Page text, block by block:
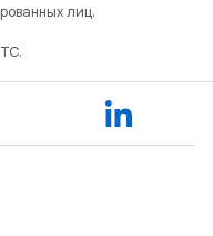
лиц.